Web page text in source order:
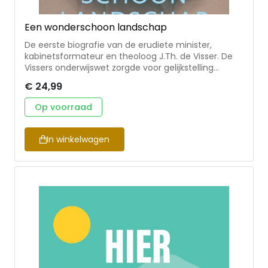
Een wonderschoon landschap
De eerste biografie van de erudiete minister,
kabinetsformateur en theoloog J.Th. de Visser. De
Vissers onderwijswet zorgde voor gelijkstelling
vormt deze wet de basis voor het pluriforme
onderwijsbestel in Nederland. Het boek schetst de
historisch boeiende tijd rond de ethische richting in
bestuurders in het onderwijs, theologen en historici!
€ 24,99
Op voorraad
In winkelwagen